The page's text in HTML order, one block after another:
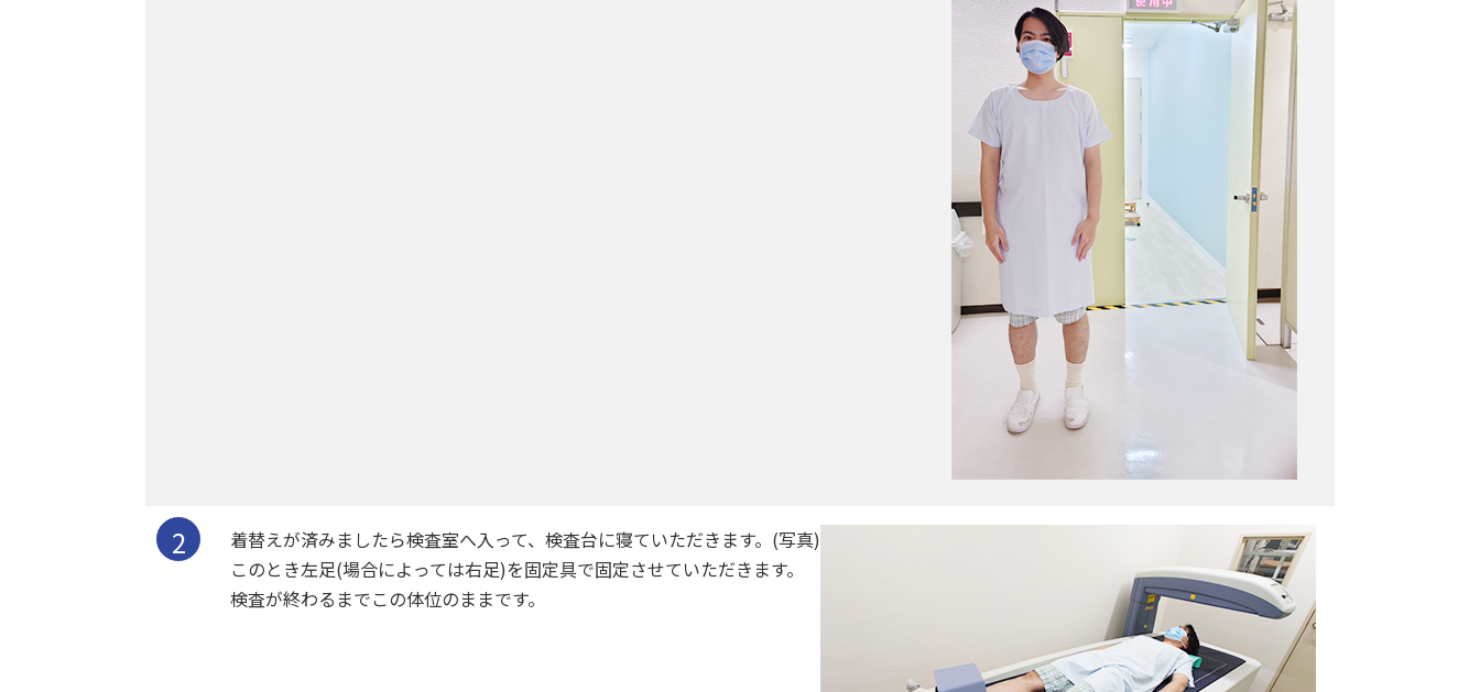
着替えが済みましたら検査室へ入って、検査台に寝ていただきます。(写真)
このとき左足(場合によっては右足)を固定具で固定させていただきます。
検査が終わるまでこの体位のままです。